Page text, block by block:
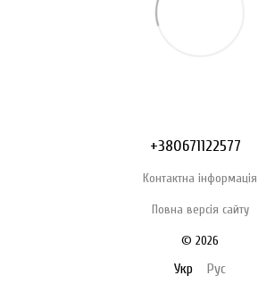
+380671122577
Контактна інформація
Повна версія сайту
© 2026
Укр Рус